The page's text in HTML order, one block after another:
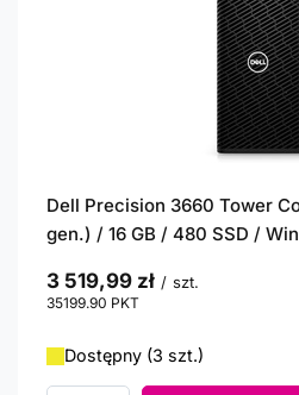
Dell Precision 3660 Tower
gen.) / 16 GB / 480 SSD / Win
3 519,99 zł / szt.
35199.90 PKT
Dostępny (3 szt.)